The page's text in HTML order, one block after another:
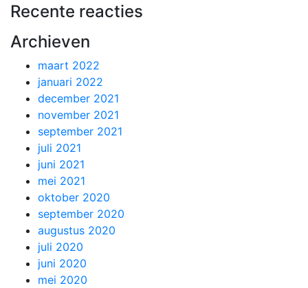
Recente reacties
Archieven
maart 2022
januari 2022
december 2021
november 2021
september 2021
juli 2021
juni 2021
mei 2021
oktober 2020
september 2020
augustus 2020
juli 2020
juni 2020
mei 2020